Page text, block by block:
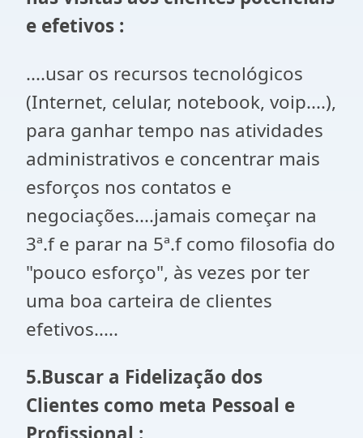
e efetivos :
....usar os recursos tecnológicos
(Internet, celular, notebook, voip....),
para ganhar tempo nas atividades
administrativos e concentrar mais
esforços nos contatos e
negociações....jamais começar na
3ª.f e parar na 5ª.f como filosofia do
"pouco esforço", às vezes por ter
uma boa carteira de clientes
efetivos.....
5.Buscar a Fidelização dos
Clientes como meta Pessoal e